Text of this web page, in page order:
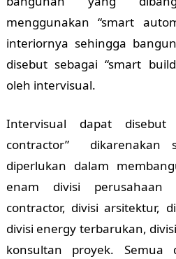
menggunakan “smart
interiornya sehingga
disebut sebagai “smart
oleh intervisual.
Intervisual dapat disebut
contractor” dikarenakan
diperlukan dalam
enam divisi
contractor, divisi arsitektur,
divisi energy terbarukan,
konsultan proyek. Semua